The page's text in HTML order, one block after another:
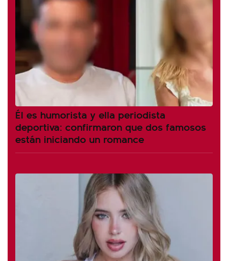
Él es humorista y ella periodista
deportiva: confirmaron que dos famosos
están iniciando un romance